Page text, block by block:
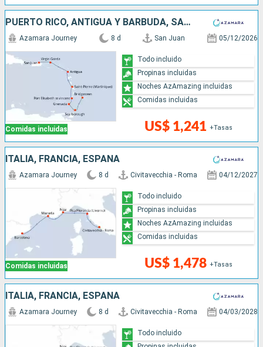
PUERTO RICO, ANTIGUA Y BARBUDA, SAN VINCENT Y LAS GRANADINAS, GRENADA, TRINIDAD Y TOBAGO, BARBADOS
Comidas incluidas
Azamara Journey 8 d San Juan 05/12/2026
US$ 1,241 +Tasas
Todo incluido
Propinas incluidas
Noches AzAmazing incluidas
Comidas incluidas
ITALIA, FRANCIA, ESPAÑA
Comidas incluidas
Azamara Journey 8 d Civitavecchia - Roma 04/12/2027
US$ 1,478 +Tasas
Todo incluido
Propinas incluidas
Noches AzAmazing incluidas
Comidas incluidas
ITALIA, FRANCIA, ESPAÑA
Azamara Journey 8 d Civitavecchia - Roma 04/03/2028
Todo incluido